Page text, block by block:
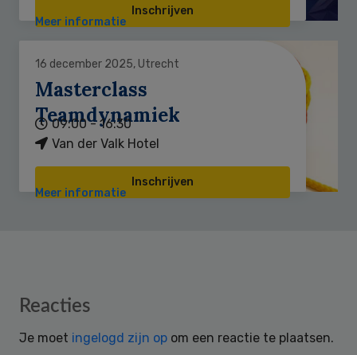
Inschrijven
Meer informatie
16 december 2025, Utrecht
Masterclass
Teamdynamiek
09:00 - 16:30
Van der Valk Hotel
Inschrijven
Meer informatie
Reader
Reacties
Je moet ingelogd zijn op om een reactie te plaatsen.